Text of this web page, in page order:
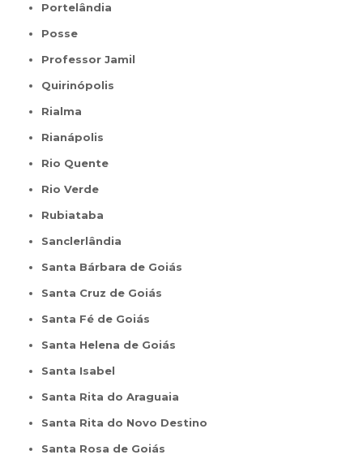
Portelândia
Posse
Professor Jamil
Quirinópolis
Rialma
Rianápolis
Rio Quente
Rio Verde
Rubiataba
Sanclerlândia
Santa Bárbara de Goiás
Santa Cruz de Goiás
Santa Fé de Goiás
Santa Helena de Goiás
Santa Isabel
Santa Rita do Araguaia
Santa Rita do Novo Destino
Santa Rosa de Goiás